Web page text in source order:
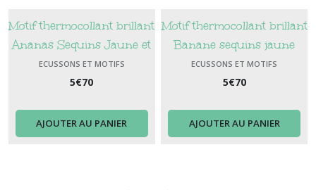
Motif thermocollant brillant
Ananas Sequins Jaune et
Vert
ECUSSONS ET MOTIFS
5€70
AJOUTER AU PANIER
Motif thermocollant brillant
Banane sequins jaune
contour noir
ECUSSONS ET MOTIFS
5€70
AJOUTER AU PANIER